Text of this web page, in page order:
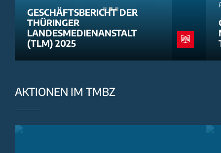
GESCHÄFTSBERICHT DER
THÜRINGER
LANDESMEDIENANSTALT
(TLM) 2025
AKTIONEN IM TMBZ